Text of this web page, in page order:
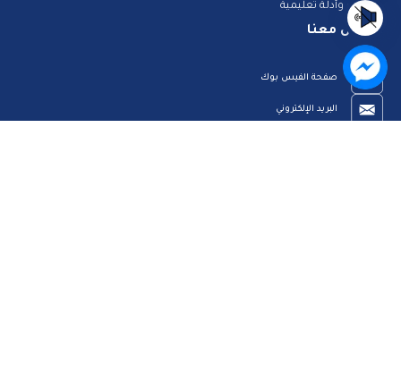
منصات وأدلة تعليمية
تواصل معنا
صفحة الفيس بوك
البريد الإلكتروني